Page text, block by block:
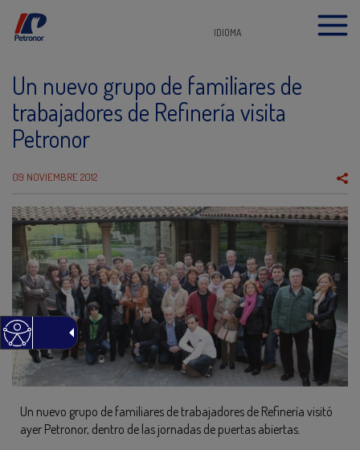
IDIOMA
Un nuevo grupo de familiares de
trabajadores de Refinería visita
Petronor
09 NOVIEMBRE 2012
Un nuevo grupo de familiares de trabajadores de Refinería visitó
ayer Petronor, dentro de las jornadas de puertas abiertas.